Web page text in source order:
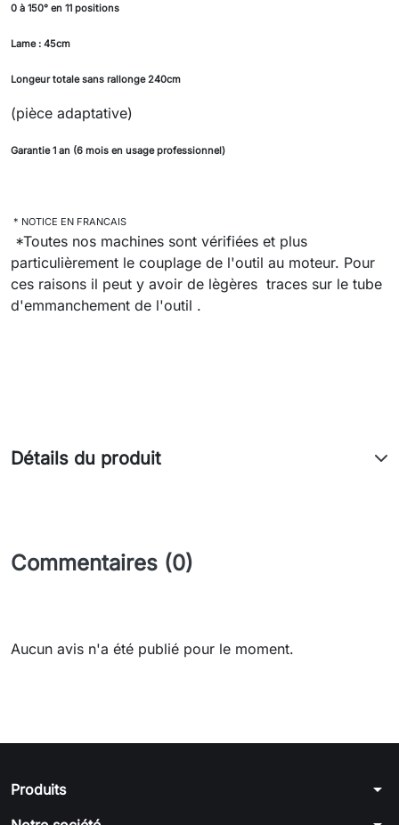
0 à 150° en 11 positions
Lame : 45cm
Longeur totale sans rallonge 240cm
(pièce adaptative)
Garantie 1 an (6 mois en usage professionnel)
* NOTICE EN FRANCAIS
*Toutes nos machines sont vérifiées et plus
particulièrement le couplage de l'outil au moteur. Pour
ces raisons il peut y avoir de lègères traces sur le tube
d'emmanchement de l'outil .
Détails du produit
Commentaires (0)
Aucun avis n'a été publié pour le moment.
Produits arrow_drop_down